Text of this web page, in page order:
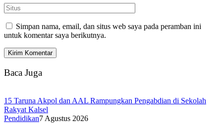
Simpan nama, email, dan situs web saya pada peramban ini
untuk komentar saya berikutnya.
Baca Juga
15 Taruna Akpol dan AAL Rampungkan Pengabdian di Sekolah
Rakyat Kalsel
Pendidikan7 Agustus 2026